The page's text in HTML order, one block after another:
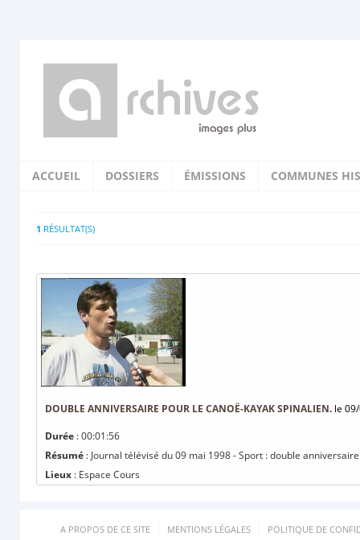
ACCUEIL DOSSIERS ÉMISSIONS COMMUNES
1 RÉSULTAT(S)
DOUBLE ANNIVERSAIRE POUR LE CANOË-KAYAK SPINALIEN. le
Durée : 00:01:56
Résumé : Journal télévisé du 09 mai 1998 - Sport : double
Lieux : Espace Cours
A PROPOS DE CE SITE MENTIONS LÉGALES POLITIQUE DE